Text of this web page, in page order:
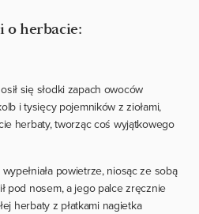
o herbacie:
się słodki zapach owoców
i tysięcy pojemników z ziołami,
herbaty, tworząc coś wyjątkowego
powietrze, niosąc ze sobą
pod nosem, a jego palce zręcznie
herbaty z płatkami nagietka